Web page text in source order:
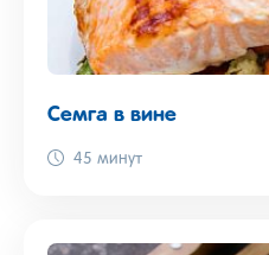
Семга в вине
45 минут